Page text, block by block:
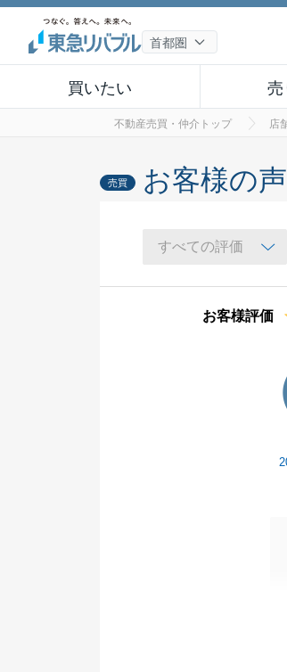
買いたい
不動産売買・仲介トップ 店
売買 お客様の
お客様評価